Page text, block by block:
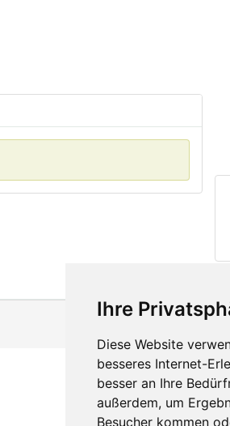
Ihre
Diese Website
besseres Internet-
besser an Ihre
außerdem, um
Besucher kommen
Контакты
Оставить отзыв
Сообщить об ошибке